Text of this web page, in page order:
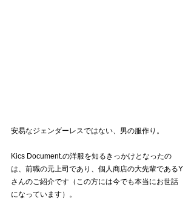
安易なジェンダーレスではない、男の服作り。
Kics Document.の洋服を知るきっかけとなったの
は、前職の元上司であり、個人商店の大先輩であるY
さんのご紹介です（この方には今でも本当にお世話
になっています）。